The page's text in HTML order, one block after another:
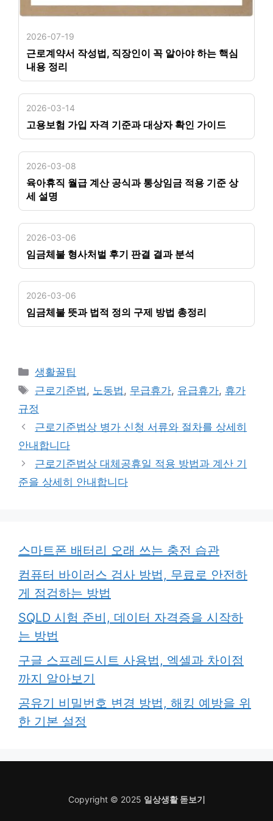
2026-07-19
근로계약서 작성법, 직장인이 꼭 알아야 하는 핵심
내용 정리
2026-03-14
고용보험 가입 자격 기준과 대상자 확인 가이드
2026-03-08
육아휴직 월급 계산 공식과 통상임금 적용 기준 상
세 설명
2026-03-06
임금체불 형사처벌 후기 판결 결과 분석
2026-03-06
임금체불 뜻과 법적 정의 구제 방법 총정리
카
테
리
생활꿀팁
태
그
근로기준법, 노동법, 무급휴가, 유급휴가, 휴가
규정
근로기준법상 병가 신청 서류와 절차를 상세히
안내합니다
근로기준법상 대체공휴일 적용 방법과 계산 기
준을 상세히 안내합니다
스마트폰 배터리 오래 쓰는 충전 습관
컴퓨터 바이러스 검사 방법, 무료로 안전하
게 점검하는 방법
SQLD 시험 준비, 데이터 자격증을 시작하
는 방법
구글 스프레드시트 사용법, 엑셀과 차이점
까지 알아보기
공유기 비밀번호 변경 방법, 해킹 예방을 위
한 기본 설정
Copyright © 2025 일상생활 돋보기